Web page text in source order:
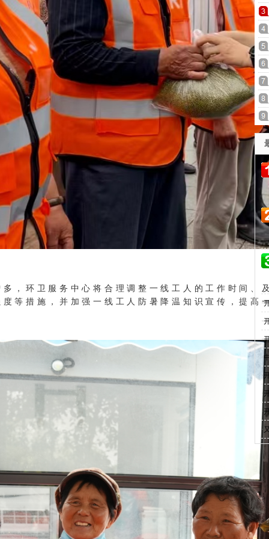
，环卫服务中心将合理调整一线工人的工作时间、
等措施，并加强一线工人防暑降温知识宣传，提高·
·
·
·
·
·
·
·